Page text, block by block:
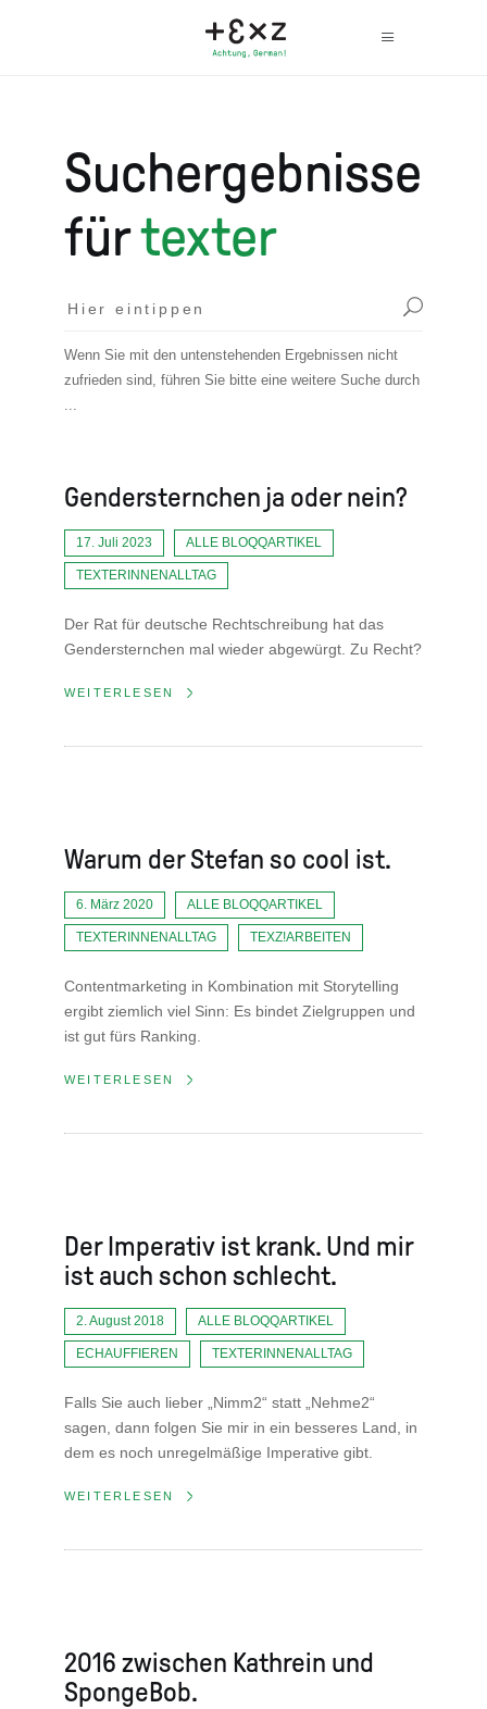
Suchergebnisse
fürtexter
Wenn Sie mit den untenstehenden Ergebnissen nicht
zufrieden sind, führen Sie bitte eine weitere Suche durch
...
Gendersternchen ja oder nein?
17. Juli 2023 ALLE BLOQQARTIKEL
TEXTERINNENALLTAG
Der Rat für deutsche Rechtschreibung hat das
Gendersternchen mal wieder abgewürgt. Zu Recht?
WEITERLESEN
Warum der Stefan so cool ist.
6. März 2020 ALLE BLOQQARTIKEL
TEXTERINNENALLTAG TEXZ!ARBEITEN
Contentmarketing in Kombination mit Storytelling
ergibt ziemlich viel Sinn: Es bindet Zielgruppen und
ist gut fürs Ranking.
WEITERLESEN
Der Imperativ ist krank. Und mir
ist auch schon schlecht.
2. August 2018 ALLE BLOQQARTIKEL
ECHAUFFIEREN TEXTERINNENALLTAG
Falls Sie auch lieber „Nimm2“ statt „Nehme2“
sagen, dann folgen Sie mir in ein besseres Land, in
dem es noch unregelmäßige Imperative gibt.
WEITERLESEN
2016 zwischen Kathrein und
SpongeBob.